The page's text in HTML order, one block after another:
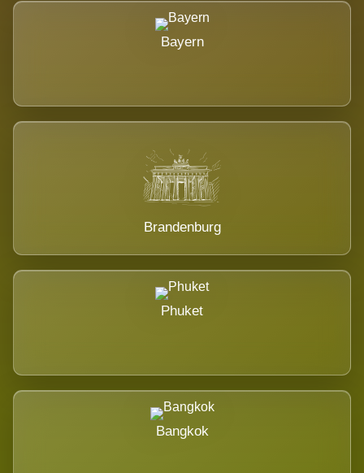
Bayern
Brandenburg
Phuket
Bangkok